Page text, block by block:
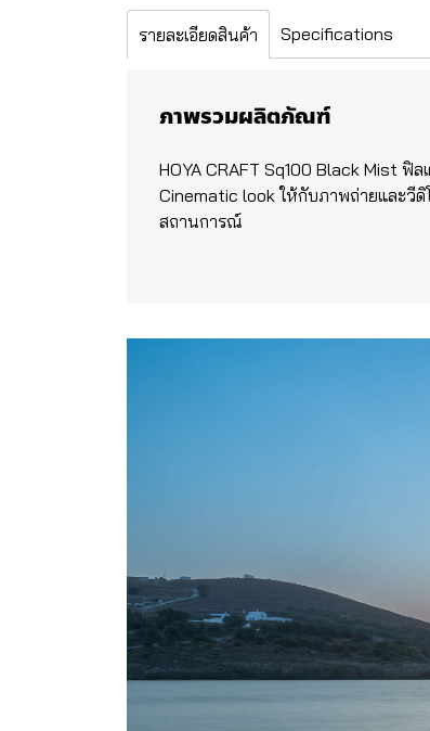
รายละเอียดสินค้า Specifications
ภาพรวมผลิตภัณฑ์
HOYA CRAFT Sq100 Black Mist ฟิ
Cinematic look ให้กับภาพถ่ายและวีดิ
สถานการณ์